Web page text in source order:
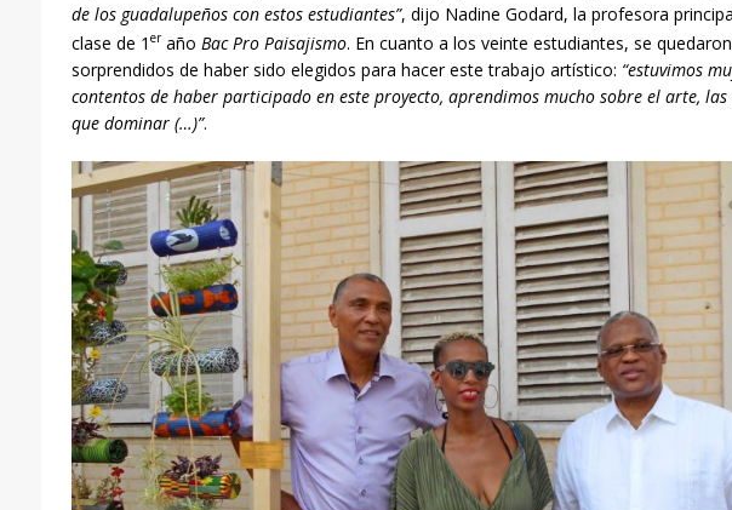
de los guadalupeñoscon estos estudiantes”, dijo Nadine Godard, la profesora
clase de 1 eraño Bac Pro Paisajismo. En cuanto a los veinte estudiantes, se
sorprendidos de haber sido elegidos para hacer este trabajo artístico: “estuvimos
contentos dehaber participado en este proyecto, aprendimos mucho sobre el arte, las
que dominar (…)”.